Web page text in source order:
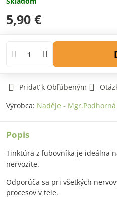
5,90 €
Pridať k Obľúbeným
Výrobca: Naděje -
Popis
Tinktúra z ľubovníka je ideálna
nervozite.
Odporúča sa pri všetkých
procesov v tele.